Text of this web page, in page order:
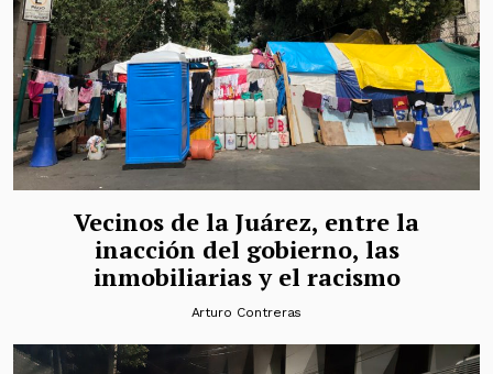
Vecinos de la Juárez, entre la
inacción del gobierno, las
inmobiliarias y el racismo
Arturo Contreras